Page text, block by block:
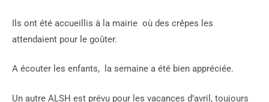
Ils ont été accueillis à la mairie où des crêpes les
attendaient pour le goûter.
A écouter les enfants, la semaine a été bien appréciée.
Un autre ALSH est prévu pour les vacances d’avril, toujours